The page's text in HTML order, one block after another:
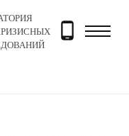
Крупный